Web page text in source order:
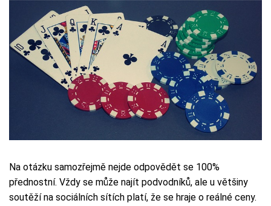
Na otázku samozřejmě nejde odpovědět se 100%
přednostní. Vždy se může najít podvodníků, ale u většiny
soutěží na sociálních sítích platí, že se hraje o reálné ceny.